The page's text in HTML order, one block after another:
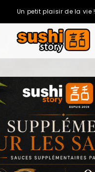
Un petit plaisir de la vie !